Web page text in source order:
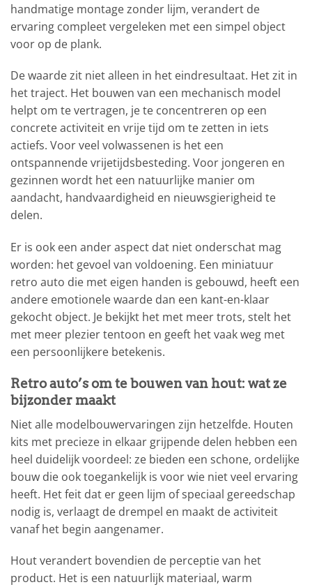
handmatige montage zonder lijm, verandert de
ervaring compleet vergeleken met een simpel object
voor op de plank.
De waarde zit niet alleen in het eindresultaat. Het zit in
het traject. Het bouwen van een mechanisch model
helpt om te vertragen, je te concentreren op een
concrete activiteit en vrije tijd om te zetten in iets
actiefs. Voor veel volwassenen is het een
ontspannende vrijetijdsbesteding. Voor jongeren en
gezinnen wordt het een natuurlijke manier om
aandacht, handvaardigheid en nieuwsgierigheid te
delen.
Er is ook een ander aspect dat niet onderschat mag
worden: het gevoel van voldoening. Een miniatuur
retro auto die met eigen handen is gebouwd, heeft een
andere emotionele waarde dan een kant-en-klaar
gekocht object. Je bekijkt het met meer trots, stelt het
met meer plezier tentoon en geeft het vaak weg met
een persoonlijkere betekenis.
Retro auto’s om te bouwen van hout: wat ze
bijzonder maakt
Niet alle modelbouwervaringen zijn hetzelfde. Houten
kits met precieze in elkaar grijpende delen hebben een
heel duidelijk voordeel: ze bieden een schone, ordelijke
bouw die ook toegankelijk is voor wie niet veel ervaring
heeft. Het feit dat er geen lijm of speciaal gereedschap
nodig is, verlaagt de drempel en maakt de activiteit
vanaf het begin aangenamer.
Hout verandert bovendien de perceptie van het
product. Het is een natuurlijk materiaal, warm